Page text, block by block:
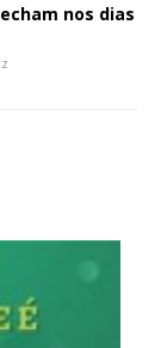
nos dias